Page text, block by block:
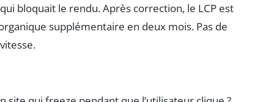
bloquait le rendu. Après correction, le LCP est
supplémentaire en deux mois. Pas de